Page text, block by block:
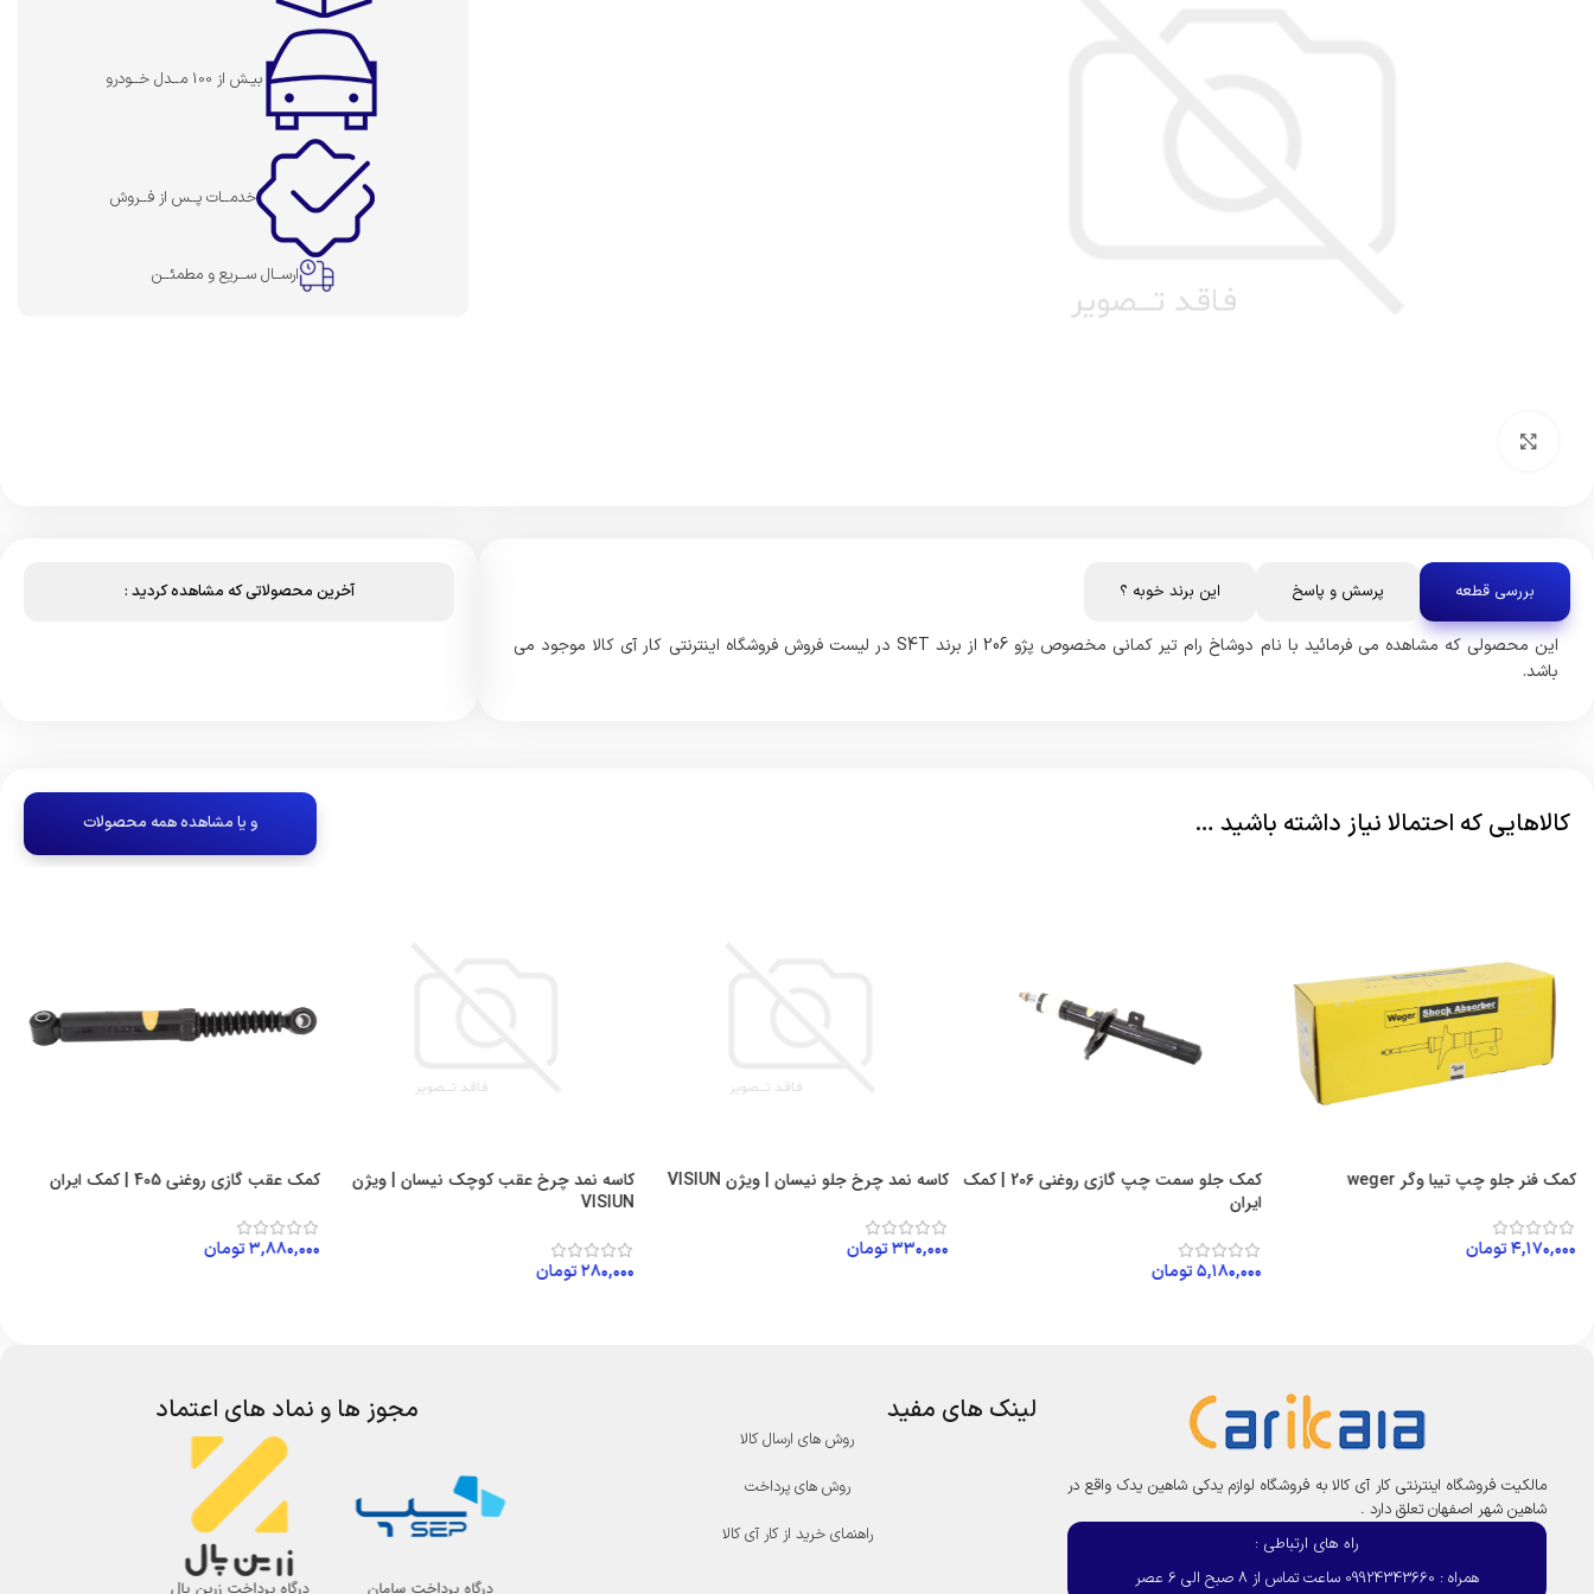
بیـش از 100 مــدل خــودرو
خدمــات پــس از فــروش
ارســال ســریع و مطمئــن
بررسی قطعه پرسش و پاسخ این برند خوبه ؟
این محصولی که مشاهده می فرمائید با نام دوشاخ رام تیر کمانی مخصوص پژو 206 از برند S4T در لیست فروش فروشگاه اینترنتی کار آی کالا موجود می
باشد.
آخرین محصولاتی که مشاهده کردید :
کالاهایی که احتمالا نیاز داشته باشید … و یا مشاهده همه محصولات
کمک فنر جلو چپ تیبا وگر weger
۴,۱۷۰,۰۰۰تومان
کمک جلو سمت چپ گازی روغنی 206 | کمک
ایران
۵,۱۸۰,۰۰۰تومان
کاسه نمد چرخ جلو نیسان | ویژن VISIUN
۳۳۰,۰۰۰تومان
کاسه نمد چرخ عقب کوچک نیسان | ویژن
VISIUN
۲۸۰,۰۰۰تومان
کمک عقب گازی روغنی 405 | کمک ایران
۳,۸۸۰,۰۰۰تومان
مالکیت فروشگاه اینترنتی کار آی کالا به فروشگاه لوازم یدکی شاهین یدک واقع در
شاهین شهر اصفهان تعلق دارد .
راه های ارتباطی :
همراه : 09924343660 ساعت تماس از 8 صبح الی 6 عصر
لینک های مفید
روش های ارسال کالا
روش های پرداخت
راهنمای خرید از کار آی کالا
مجوز ها و نماد های اعتماد
درگاه پرداخت سامان درگاه پرداخت زرین پال